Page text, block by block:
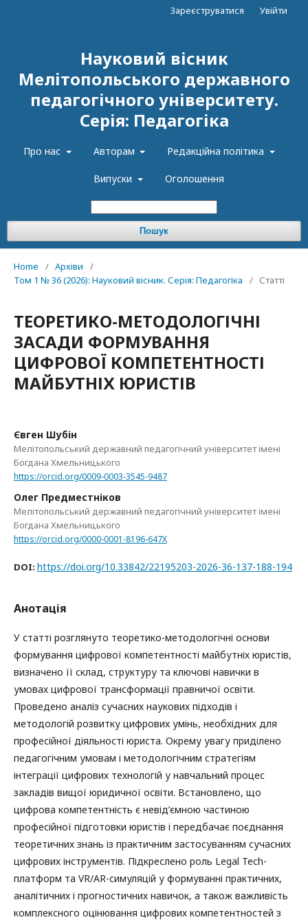
Науковий вісник
Мелітопольського державного
педагогічного університету.
Серія: Педагогіка
Про нас Авторам Редакційна політика
Випуски Оголошення
Пошук
Зареєструватися Увійти
Home / Архіви
/
Том 1 № 36 (2026): Науковий вісник. Серія: Педагогіка
/ Статті
ТЕОРЕТИКО-МЕТОДОЛОГІЧНІ
ЗАСАДИ ФОРМУВАННЯ
ЦИФРОВОЇ КОМПЕТЕНТНОСТІ
МАЙБУТНІХ ЮРИСТІВ
Євген Шубін
Мелітопольський державний педагогічний університет імені
Богдана Хмельницького
https://orcid.org/0009-0003-3545-9487
Олег Предместніков
Мелітопольський державний педагогічний університет імені
Богдана Хмельницького
https://orcid.org/0000-0001-8196-647X
DOI: https://doi.org/10.33842/22195203-2026-36-137-188-194
Анотація
У статті розглянуто теоретико-методологічні основи
формування цифрової компетентності майбутніх юристів,
визначено її склад, структуру та ключові навички в
умовах цифрової трансформації правничої освіти.
Проведено аналіз сучасних наукових підходів і
методологій розвитку цифрових умінь, необхідних для
професійної діяльності юриста. Окрему увагу приділено
педагогічним умовам і методологічним стратегіям
інтеграції цифрових технологій у навчальний процес
закладів вищої юридичної освіти. Встановлено, що
цифрова компетентність є невід’ємною частиною
професійної підготовки юристів і передбачає поєднання
теоретичних знань із практичним застосуванням сучасних
цифрових інструментів. Підкреслено роль Legal Tech-
платформ та VR/AR-симуляцій у формуванні практичних,
аналітичних і прогностичних навичок, а також важливість
комплексного оцінювання цифрових компетентностей з